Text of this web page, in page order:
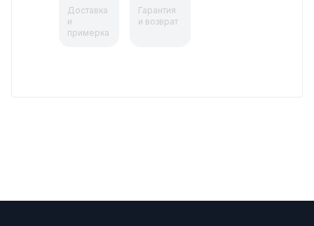
Доставка
и
примерка
Гарантия
и возврат